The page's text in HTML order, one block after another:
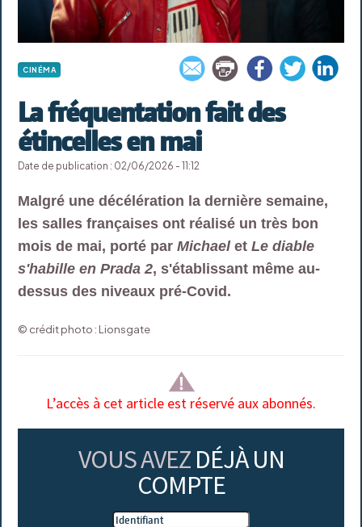
CINÉMA
La fréquentation fait des
étincelles en mai
Date de publication : 02/06/2026 - 11:12
Malgré une décélération la dernière semaine,
les salles françaises ont réalisé un très bon
mois de mai, porté parMichaeletLe diable
s'habille en Prada 2, s'établissant même au-
dessus des niveaux pré-Covid.
© crédit photo : Lionsgate
L’accès à cet article est réservé aux abonnés.
VOUS AVEZ DÉJÀ UN
COMPTE